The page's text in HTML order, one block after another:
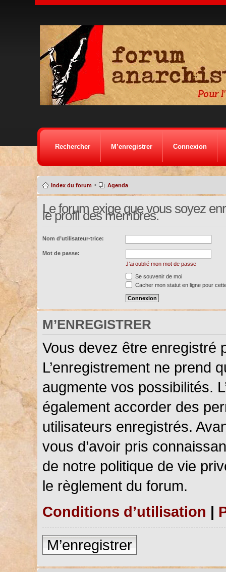
Rechercher M’enregistrer Connexion
Index du forum • Agenda
Le forum exige que vous soyez
le profil des membres.
Nom d’utilisateur-trice:
Mot de passe:
J’ai oublié mon mot de passe
Se souvenir de moi
Cacher mon statut en ligne pour
M’ENREGISTRER
Vous devez être enregistré
L’enregistrement ne prend
augmente vos possibilités.
également accorder des
utilisateurs enregistrés.
vous d’avoir pris
de notre politique de vie
le règlement du forum.
Conditions d’utilisation |
M’enregistrer